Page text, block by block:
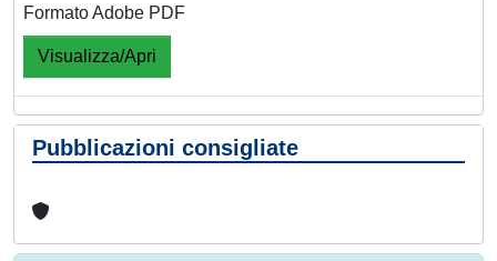
Formato Adobe PDF
Visualizza/Apri
Pubblicazioni consigliate